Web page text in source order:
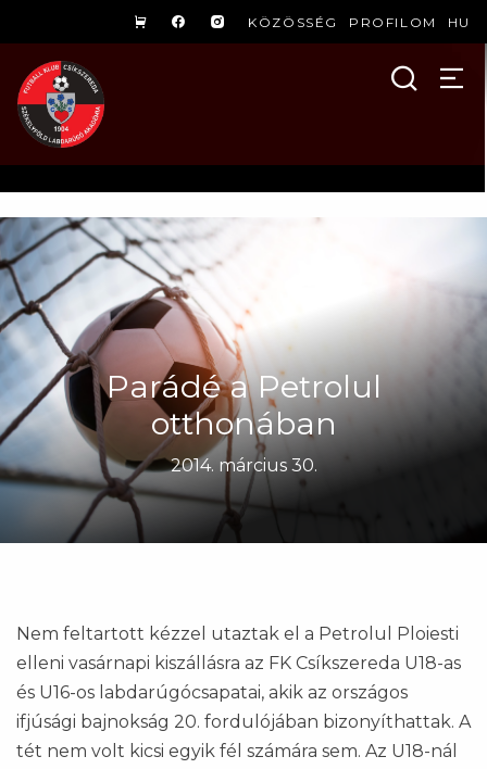
KÖZÖSSÉG PROFILOM HU
Parádé a Petrolul
otthonában
2014. március 30.
Nem feltartott kézzel utaztak el a Petrolul Ploiesti
elleni vasárnapi kiszállásra az FK Csíkszereda U18-as
és U16-os labdarúgócsapatai, akik az országos
ifjúsági bajnokság 20. fordulójában bizonyíthattak. A
tét nem volt kicsi egyik fél számára sem. Az U18-nál